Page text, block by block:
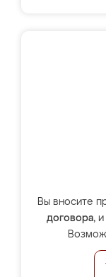
Вы вносите
договора,